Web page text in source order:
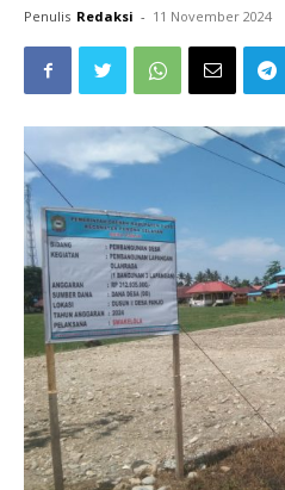
Penulis Redaksi - 11 November 2024